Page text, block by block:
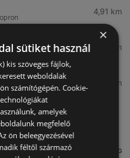
4,91 km
Sopron
5,31 km
5,92 km
üzletek a közelben
TÁVOLSÁG
×
sütiket használ
kis szöveges fájlok,
weboldalak
számítógépén. Cookie-
amelyek
megfelelő
ön beleegyezésével
féltől származó